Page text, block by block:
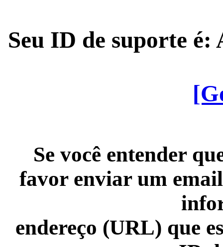
Seu ID de suporte é:
Se você entender
favor enviar um
endereço (URL) que